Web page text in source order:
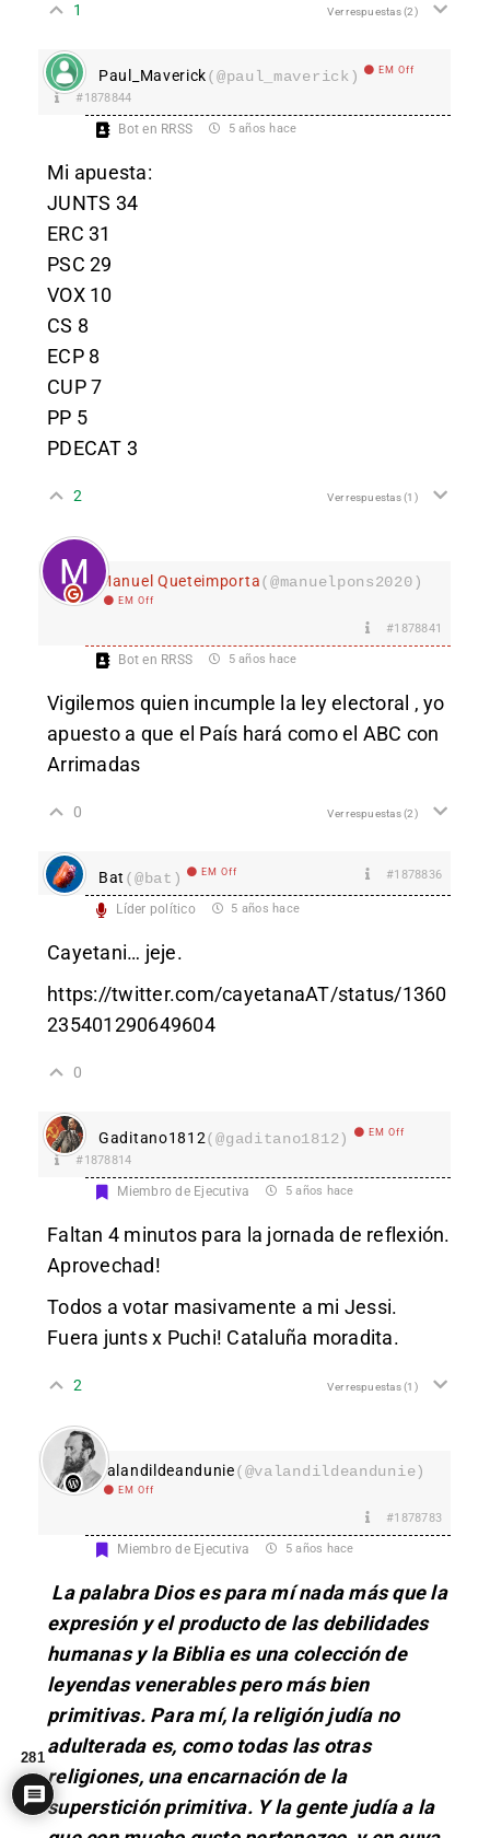
1 Ver respuestas(2)
Paul_Maverick(@paul_maverick) EM Off
#1878844
Bot en RRSS 5 años hace
Mi apuesta:
JUNTS 34
ERC 31
PSC 29
VOX 10
CS 8
ECP 8
CUP 7
PP 5
PDECAT 3
2 Ver respuestas(1)
Manuel Queteimporta(@manuelpons2020)
EM Off
#1878841
Bot en RRSS 5 años hace
Vigilemos quien incumple la ley electoral , yo
apuesto a que el País hará como el ABC con
Arrimadas
0 Ver respuestas(2)
Bat (@bat) EM Off #1878836
Líder político 5 años hace
Cayetani… jeje.
https://twitter.com/cayetanaAT/status/1360
235401290649604
0
Gaditano1812(@gaditano1812) EM Off
#1878814
Miembro de Ejecutiva 5 años hace
Faltan 4 minutos para la jornada de reflexión.
Aprovechad!
Todos a votar masivamente a mi Jessi.
Fuera junts x Puchi! Cataluña moradita.
2 Ver respuestas(1)
valandildeandunie(@valandildeandunie)
EM Off
#1878783
Miembro de Ejecutiva 5 años hace
La palabra Dios es para mí nada más que la
expresión y el producto de las debilidades
humanas y la Biblia es una colección de
leyendas venerables pero más bien
primitivas. Para mí, la religión judía no
adulterada es, como todas las otras
religiones, una encarnación de la
superstición primitiva. Y la gente judía a la
281